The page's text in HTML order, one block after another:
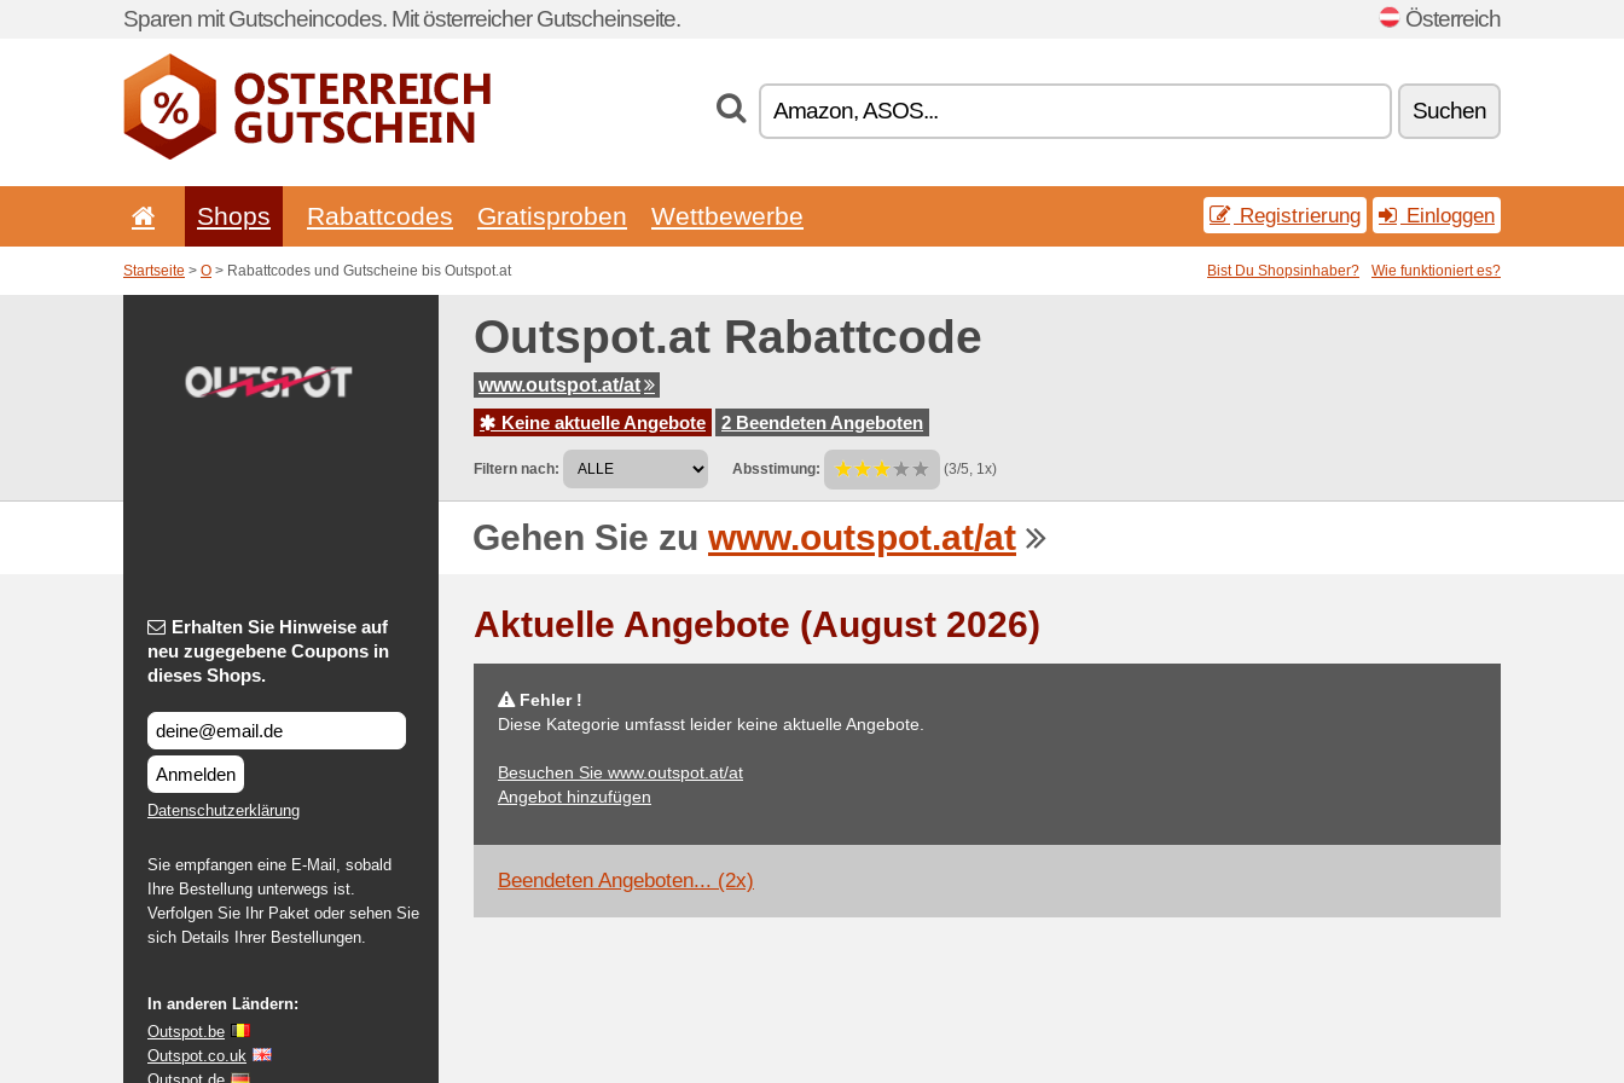
Sparen mit Gutscheincodes. Mit österreicher Gutscheinseite. Österreich
Suchen
Shops Rabattcodes Gratisproben Wettbewerbe Registrierung Einloggen
Startseite > O > Rabattcodes und Gutscheine bis Outspot.at Bist Du Shopsinhaber? Wie funktioniert es?
Outspot.at Rabattcode
www.outspot.at/at
Keine aktuelle Angebote
2 Beendeten Angeboten
Filtern nach: Absstimung: (3/5, 1x)
Gehen Sie zu www.outspot.at/at
Erhalten Sie Hinweise auf
neu zugegebene Coupons in
dieses Shops.
Anmelden
Datenschutzerklärung
Sie empfangen eine E-Mail, sobald
Ihre Bestellung unterwegs ist.
Verfolgen Sie Ihr Paket oder sehen Sie
sich Details Ihrer Bestellungen.
In anderen Ländern:
Outspot.be
Outspot.co.uk
Aktuelle Angebote (August 2026)
Fehler !
Diese Kategorie umfasst leider keine aktuelle Angebote.
Besuchen Sie www.outspot.at/at
Angebot hinzufügen
Beendeten Angeboten... (2x)